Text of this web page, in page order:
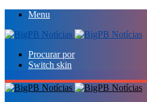
Menu
Procurar por
Switch skin